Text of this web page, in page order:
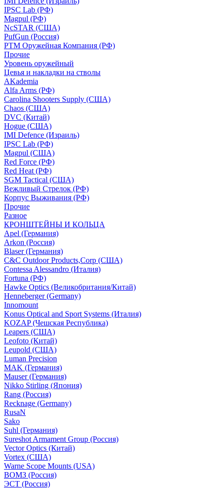
IPSC Lab (РФ)
Magpul (РФ)
NcSTAR (США)
PufGun (Россия)
РТМ Оружейная Компания (РФ)
Прочие
Уровень оружейный
Цевья и накладки на стволы
AKademia
Alfa Arms (РФ)
Carolina Shooters Supply (США)
Chaos (США)
DVC (Китай)
Hogue (США)
IMI Defence (Израиль)
IPSC Lab (РФ)
Magpul (США)
Red Force (РФ)
Red Heat (РФ)
SGM Tactical (США)
Вежливый Стрелок (РФ)
Корпус Выживания (РФ)
Прочие
Разное
КРОНШТЕЙНЫ И КОЛЬЦА
Apel (Германия)
Arkon (Россия)
Blaser (Германия)
C&C Outdoor Products,Corp (США)
Contessa Alessandro (Италия)
Fortuna (РФ)
Hawke Optics (Великобритания/Китай)
Henneberger (Germany)
Innomount
Konus Optical and Sport Systems (Италия)
KOZAP (Чешская Республика)
Leapers (США)
Leofoto (Китай)
Leupold (США)
Luman Precision
MAK (Германия)
Mauser (Германия)
Nikko Stirling (Япония)
Rang (Россия)
Recknage (Germany)
RusaN
Sako
Suhl (Германия)
Sureshot Armament Group (Россия)
Vector Optics (Китай)
Vortex (США)
Warne Scope Mounts (USA)
ВОМЗ (Россия)
ЭСТ (Россия)